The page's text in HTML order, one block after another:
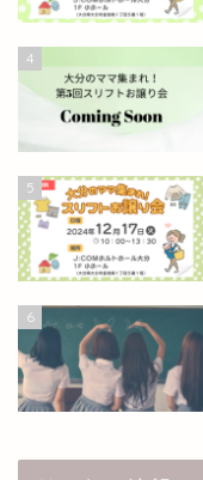
4
5
6